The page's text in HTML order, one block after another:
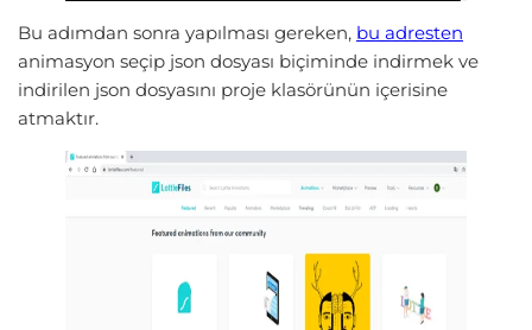
Bu adımdan sonra yapılması gereken, bu adresten
animasyon seçip json dosyası biçiminde indirmek ve
indirilen json dosyasını proje klasörünün içerisine
atmaktır.